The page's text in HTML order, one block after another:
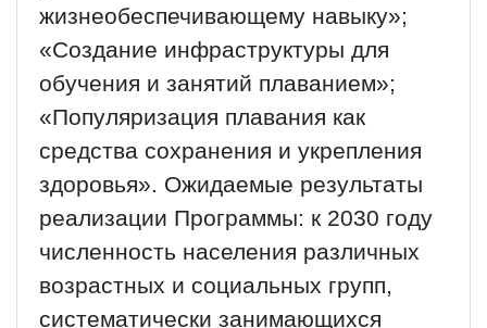
жизнеобеспечивающему навыку»;
«Создание инфраструктуры для
обучения и занятий плаванием»;
«Популяризация плавания как
средства сохранения и укрепления
здоровья». Ожидаемые результаты
реализации Программы: к 2030 году
численность населения различных
возрастных и социальных групп,
систематически занимающихся